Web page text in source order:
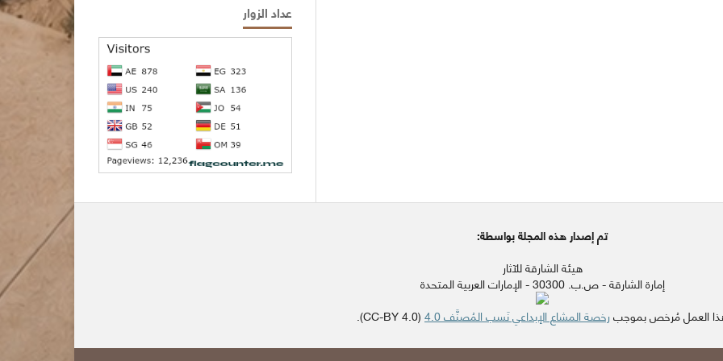
عداد الزوار
تم إصدار هذه المجلة بواسطة:
هيئة الشارقة للآثار
إمارة الشارقة - ص.ب. 30300 - الإمارات العربية المتحدة
العمل مُرخص بموجب رخصة المشاع الإبداعي نَسب المُصنَّف 4.0 (CC-BY 4.0).